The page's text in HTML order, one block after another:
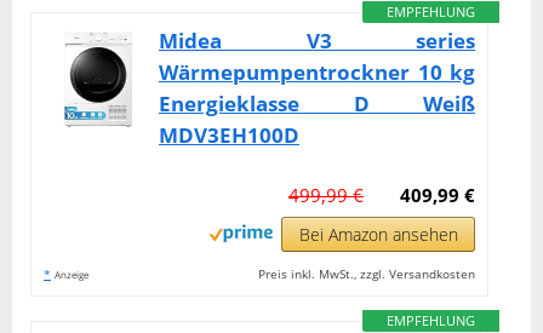
EMPFEHLUNG
Midea V3 series
Wärmepumpentrockner 10 kg
Energieklasse D Weiß
MDV3EH100D
409,99 €
499,99 €
Bei Amazon ansehen
* Anzeige Preis inkl. MwSt., zzgl. Versandkosten
EMPFEHLUNG